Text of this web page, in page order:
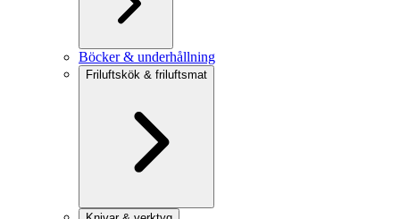
Böcker & underhållning
Friluftskök & friluftsmat